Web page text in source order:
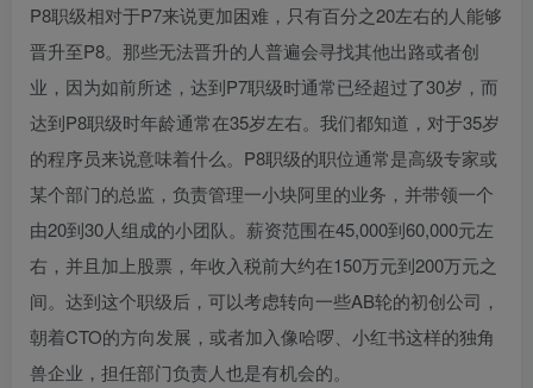
P8职级相对于P7来说更加困难，只有百分之20左右的人能够
晋升至P8。那些无法晋升的人普遍会寻找其他出路或者创
业，因为如前所述，达到P7职级时通常已经超过了30岁，而
达到P8职级时年龄通常在35岁左右。我们都知道，对于35岁
的程序员来说意味着什么。P8职级的职位通常是高级专家或
某个部门的总监，负责管理一小块阿里的业务，并带领一个
由20到30人组成的小团队。薪资范围在45,000到60,000元左
右，并且加上股票，年收入税前大约在150万元到200万元之
间。达到这个职级后，可以考虑转向一些AB轮的初创公司，
朝着CTO的方向发展，或者加入像哈啰、小红书这样的独角
兽企业，担任部门负责人也是有机会的。